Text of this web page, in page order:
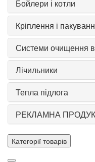
Бойлери і котли
Кріплення і
Системи очищення
Лічильники
Тепла підлога
РЕКЛАМНА
Категорії товарів